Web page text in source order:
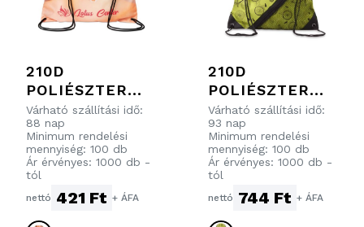
210D
POLIÉSZTER
HÚZÓZSINÓROS
TÁSKA
Várható szállítási idő:
88 nap
Minimum rendelési
mennyiség: 100 db
Ár érvényes: 1000 db -
tól
nettó 421 Ft + ÁFA
210D
POLIÉSZTER
HÚZÓZSINÓROS
TÁSKA
CIPZÁRAS
HÁLÓS
ZSEBBEL
Várható szállítási idő:
93 nap
Minimum rendelési
mennyiség: 100 db
Ár érvényes: 1000 db -
tól
nettó 744 Ft + ÁFA